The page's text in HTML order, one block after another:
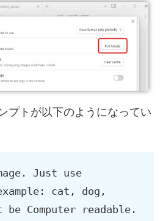
プトが以下のようになってい
Just use
cat, dog,
Computer readable.